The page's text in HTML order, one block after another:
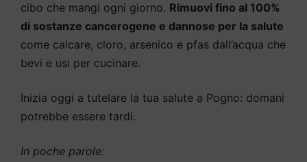
cibo che mangi ogni giorno. Rimuovi fino al 100%
di sostanze cancerogene e dannose per la salute
come calcare, cloro, arsenico e pfas dall’acqua che
bevi e usi per cucinare.
Inizia oggi a tutelare la tua salute a Pogno: domani
potrebbe essere tardi.
In poche parole: